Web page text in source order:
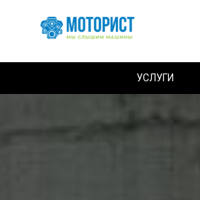
УСЛУГИ